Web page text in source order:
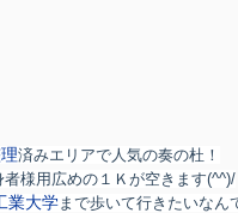
済みエリアで人気の奏の杜！
様用広めの１Ｋが空きます(^^)/
業大学まで歩いて行きたいな